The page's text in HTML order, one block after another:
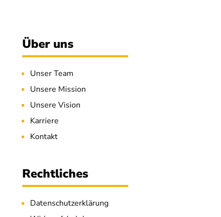
Über uns
Unser Team
Unsere Mission
Unsere Vision
Karriere
Kontakt
Rechtliches
Datenschutzerklärung